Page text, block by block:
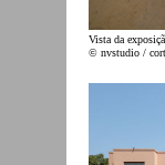
Vista da
© nvstudio /